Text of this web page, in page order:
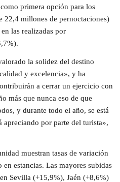
primera opción para los
22,4 millones de pernoctaciones)
las realizadas por
la solidez del destino
y excelencia», y ha
a cerrar un ejercicio con
más que nunca eso de que
y durante todo el año, se está
apreciando por parte del turista»,
muestran tasas de variación
estancias. Las mayores subidas
Sevilla (+15,9%), Jaén (+8,6%)